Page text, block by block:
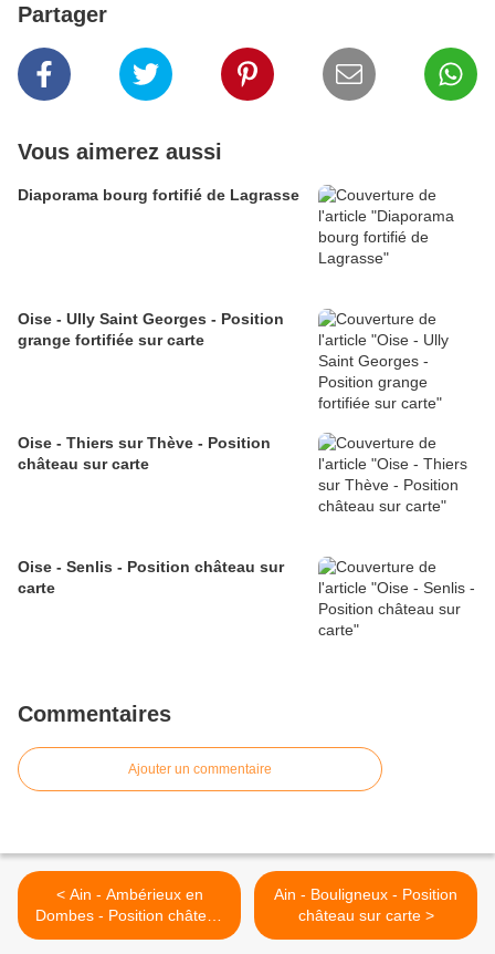
Partager
Vous aimerez aussi
Diaporama bourg fortifié de Lagrasse
Oise - Ully Saint Georges - Position
grange fortifiée sur carte
Oise - Thiers sur Thève - Position
château sur carte
Oise - Senlis - Position château sur
carte
Commentaires
Ajouter un commentaire
< Ain - Ambérieux en
Dombes - Position château
sur carte
Ain - Bouligneux - Position
château sur carte >